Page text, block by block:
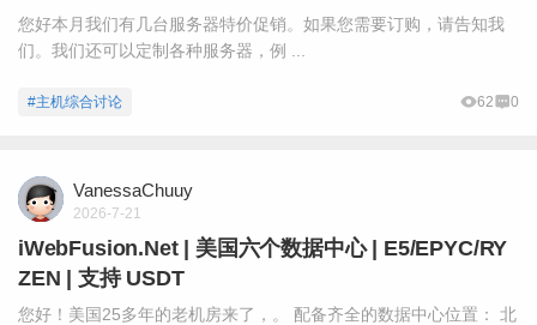
您好本月我们有几台服务器特价促销。如果您需要订购，请告知我
们。我们还可以定制各种服务器，例 ...
#主机综合讨论 62 0
VanessaChuuy
2026-7-21
iWebFusion.Net | 美国六个数据中心 | E5/EPYC/RY
ZEN | 支持 USDT
您好！美国25多年的老机房来了，。 配备齐全的数据中心位置： 北